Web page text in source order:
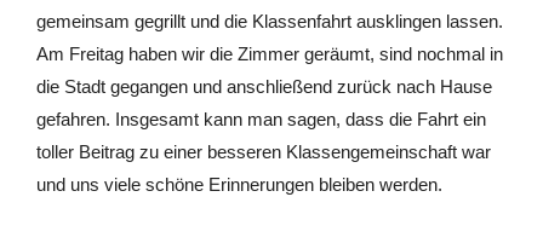
gemeinsam gegrillt und die Klassenfahrt ausklingen lassen.
Am Freitag haben wir die Zimmer geräumt, sind nochmal in
die Stadt gegangen und anschließend zurück nach Hause
gefahren. Insgesamt kann man sagen, dass die Fahrt ein
toller Beitrag zu einer besseren Klassengemeinschaft war
und uns viele schöne Erinnerungen bleiben werden.